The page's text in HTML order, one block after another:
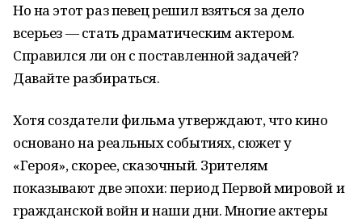
Но на этот раз певец решил взяться за дело
всерьез — стать драматическим актером.
Справился ли он с поставленной задачей?
Давайте разбираться.
Хотя создатели фильма утверждают, что кино
основано на реальных событиях, сюжет у
«Героя», скорее, сказочный. Зрителям
показывают две эпохи: период Первой мировой и
гражданской войн и наши дни. Многие актеры